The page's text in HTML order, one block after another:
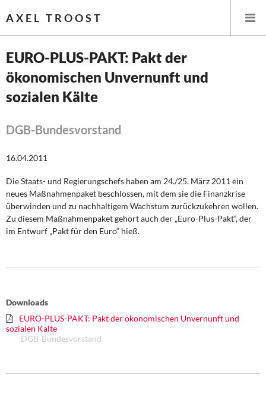
AXEL TROOST
Startseite
Leitlinien linker Wirtschafts- und Finanzpolitik
Wirtschaftspolitik
Steuer- und Finanzpolitik
Öffentliche Infrastruktur und Daseinsvorsorge
Weitere Themen
Memo-Gruppe
EURO-PLUS-PAKT: Pakt der
ökonomischen Unvernunft und
sozialen Kälte
DGB-Bundesvorstand
16.04.2011
Die Staats- und Regierungschefs haben am 24./25. März 2011 ein
neues Maßnahmenpaket beschlossen, mit dem sie die Finanzkrise
überwinden und zu nachhaltigem Wachstum zurückzukehren wollen.
Zu diesem Maßnahmenpaket gehört auch der „Euro-Plus-Pakt“, der
im Entwurf „Pakt für den Euro“ hieß.
Downloads
EURO-PLUS-PAKT: Pakt der ökonomischen Unvernunft und
sozialen Kälte
DGB-Bundesvorstand